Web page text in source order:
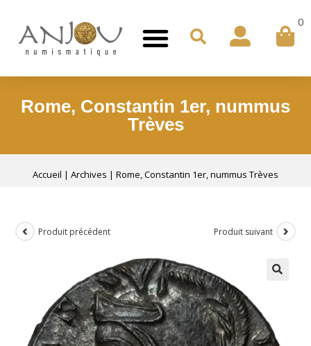
0
Rome, Constantin 1er, nummus
Trèves
Accueil | Archives | Rome, Constantin 1er, nummus Trèves
Produit précédent Produit suivant